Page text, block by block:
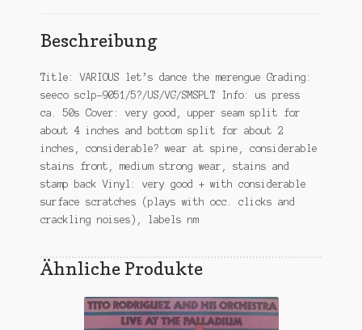
Beschreibung
Title: VARIOUS let’s dance the merengue Grading:
seeco sclp-9051/5?/US/VG/SMSPLT Info: us press
ca. 50s Cover: very good, upper seam split for
about 4 inches and bottom split for about 2
inches, considerable? wear at spine, considerable
stains front, medium strong wear, stains and
stamp back Vinyl: very good + with considerable
surface scratches (plays with occ. clicks and
crackling noises), labels nm
Ähnliche Produkte